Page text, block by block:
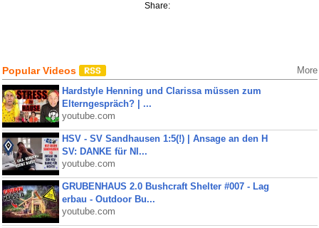
Share:
Popular Videos More
Hardstyle Henning und Clarissa müssen zum
Elterngespräch? | ...
youtube.com
HSV - SV Sandhausen 1:5(!) | Ansage an den H
SV: DANKE für NI...
youtube.com
GRUBENHAUS 2.0 Bushcraft Shelter #007 - Lag
erbau - Outdoor Bu...
youtube.com